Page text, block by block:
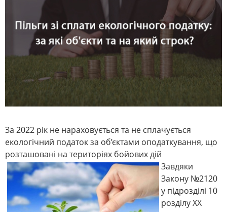
За 2022 рік не нараховується та не сплачується
екологічний податок за об’єктами оподаткування, що
розташовані на територіях бойових дій
Завдяки
Закону №2120
у підрозділі 10
розділу ХХ